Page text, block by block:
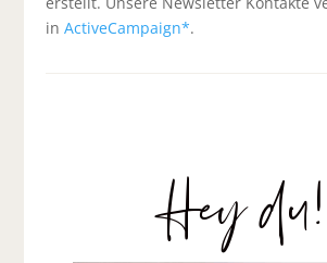
inActiveCampaign*.
Hey du!